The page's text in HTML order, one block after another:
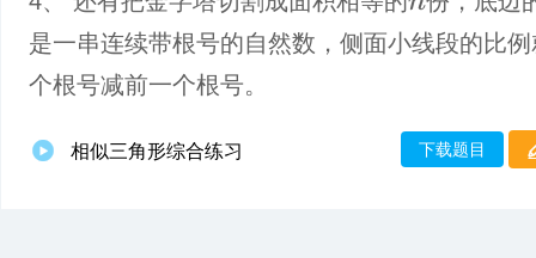
n
是一串连续带根号的自然数，侧面小线段的比
个根号减前一个根号。
相似三角形综合练习 下载题目